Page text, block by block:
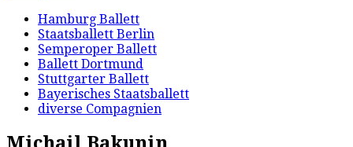
Hamburg Ballett
Staatsballett Berlin
Semperoper Ballett
Ballett Dortmund
Stuttgarter Ballett
Bayerisches Staatsballett
diverse Compagnien